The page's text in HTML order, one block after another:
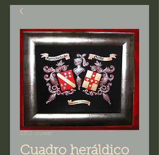
SKU: cuarel
Cuadro heráldico